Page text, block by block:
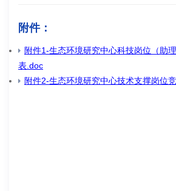
附件：
附件1-生态环境研究中心科技岗位（助
表.doc
附件2-生态环境研究中心技术支撑岗位